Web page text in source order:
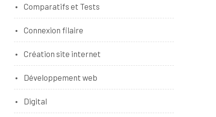
Comparatifs et Tests
Connexion filaire
Création site internet
Développement web
Digital